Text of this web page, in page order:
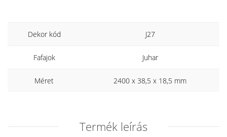
Dekor kód J27
Fafajok Juhar
Méret 2400 x 38,5 x 18,5 mm
Termék leírás